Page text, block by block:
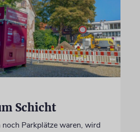
Schicht
Parkplätze waren, wird